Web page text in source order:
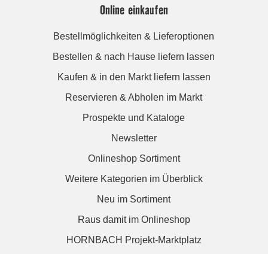
Online einkaufen
Bestellmöglichkeiten & Lieferoptionen
Bestellen & nach Hause liefern lassen
Kaufen & in den Markt liefern lassen
Reservieren & Abholen im Markt
Prospekte und Kataloge
Newsletter
Onlineshop Sortiment
Weitere Kategorien im Überblick
Neu im Sortiment
Raus damit im Onlineshop
HORNBACH Projekt-Marktplatz